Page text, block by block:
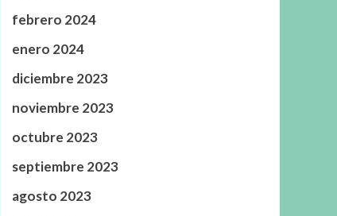
febrero 2024
enero 2024
diciembre 2023
noviembre 2023
octubre 2023
septiembre 2023
agosto 2023